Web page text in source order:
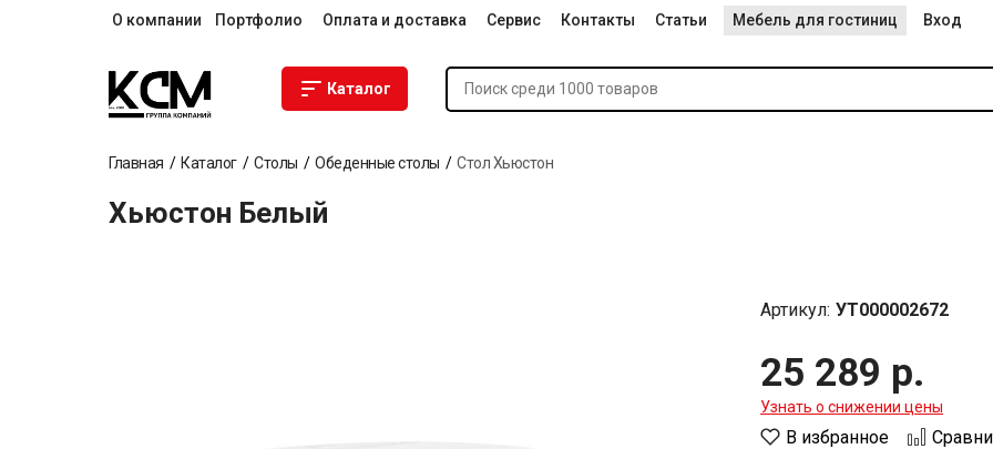
О компании Портфолио Оплата и доставка Сервис Контакты Статьи Мебель для гостиниц Вход
Каталог
Главная Каталог Столы Обеденные столы Стол Хьюстон
Хьюстон Белый
Артикул: УТ000002672
25 289 р.
Узнать о снижении цены
В избранное